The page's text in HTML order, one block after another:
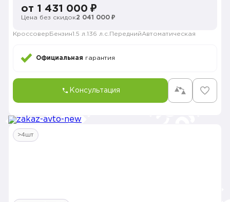
от 1 431 000 ₽
Цена без скидок2 041 000 ₽
Кроссовер Бензин1.5 л. 136 л.с. ПереднийАвтоматическая
Официальная гарантия
Консультация
>4шт